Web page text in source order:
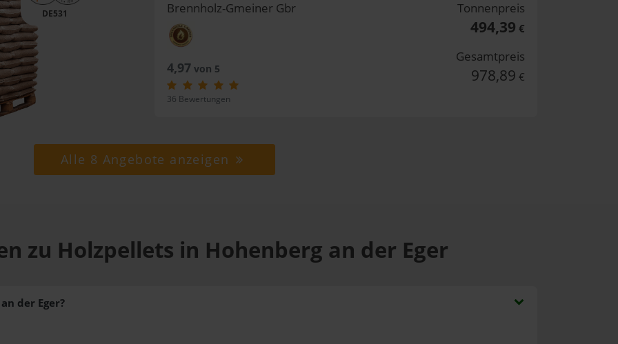
DE531 Brennholz-Gmeiner Gbr
4,97von 5
36 Bewertungen
Tonnenpreis
494,39 €
Gesamtpreis
978,89 €
Alle 8 Angebote anzeigen
zu Holzpellets in Hohenberg an der Eger
der Eger?